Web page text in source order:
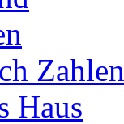
Zahlen
Haus